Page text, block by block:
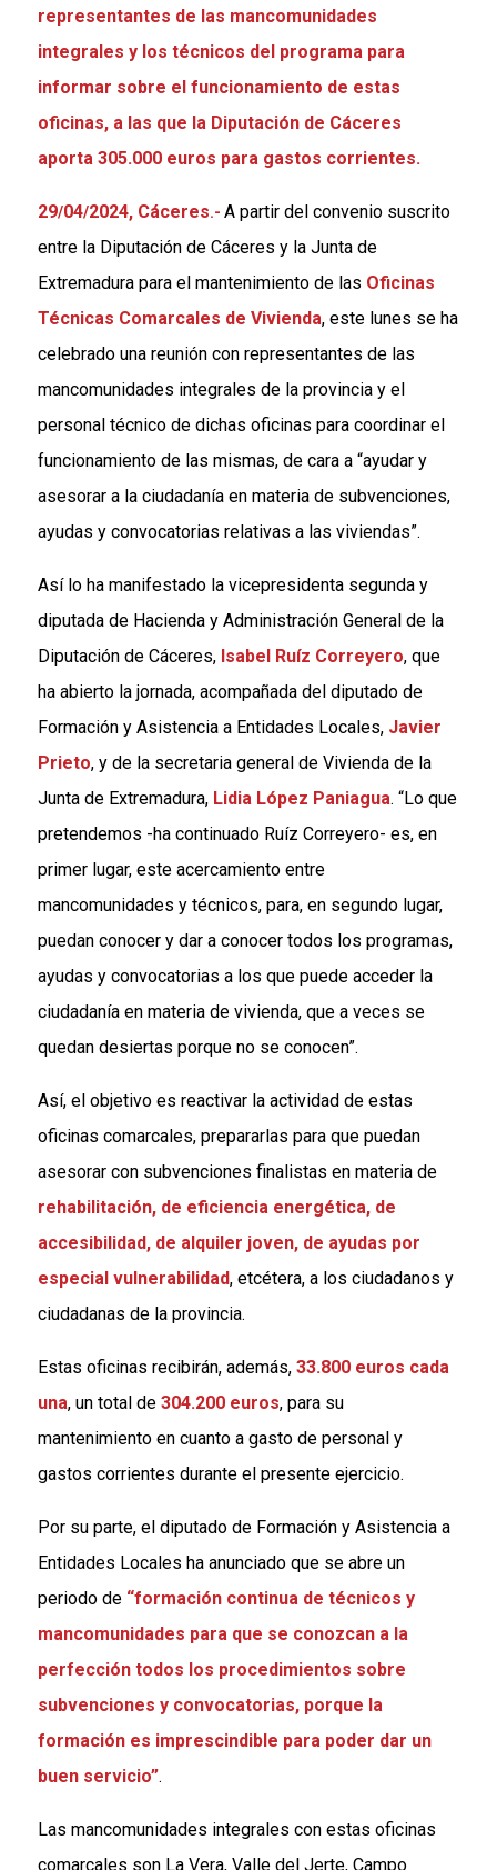
representantes de las mancomunidades
integrales y los técnicos del programa para
informar sobre el funcionamiento de estas
oficinas, a las que la Diputación de Cáceres
aporta 305.000 euros para gastos corrientes.
29/04/2024, Cáceres.- A partir del convenio suscrito
entre la Diputación de Cáceres y la Junta de
Extremadura para el mantenimiento de las Oficinas
Técnicas Comarcales de Vivienda, este lunes se ha
celebrado una reunión con representantes de las
mancomunidades integrales de la provincia y el
personal técnico de dichas oficinas para coordinar el
funcionamiento de las mismas, de cara a “ayudar y
asesorar a la ciudadanía en materia de subvenciones,
ayudas y convocatorias relativas a las viviendas”.
Así lo ha manifestado la vicepresidenta segunda y
diputada de Hacienda y Administración General de la
Diputación de Cáceres, Isabel Ruíz Correyero, que
ha abierto la jornada, acompañada del diputado de
Formación y Asistencia a Entidades Locales, Javier
Prieto, y de la secretaria general de Vivienda de la
Junta de Extremadura, Lidia López Paniagua. “Lo que
pretendemos -ha continuado Ruíz Correyero- es, en
primer lugar, este acercamiento entre
mancomunidades y técnicos, para, en segundo lugar,
puedan conocer y dar a conocer todos los programas,
ayudas y convocatorias a los que puede acceder la
ciudadanía en materia de vivienda, que a veces se
quedan desiertas porque no se conocen”.
Así, el objetivo es reactivar la actividad de estas
oficinas comarcales, prepararlas para que puedan
asesorar con subvenciones finalistas en materia de
rehabilitación, de eficiencia energética, de
accesibilidad, de alquiler joven, de ayudas por
especial vulnerabilidad, etcétera, a los ciudadanos y
ciudadanas de la provincia.
Estas oficinas recibirán, además,33.800 euros cada
una, un total de 304.200 euros, para su
mantenimiento en cuanto a gasto de personal y
gastos corrientes durante el presente ejercicio.
Por su parte, el diputado de Formación y Asistencia a
Entidades Locales ha anunciado que se abre un
periodo de “formación continua de técnicos y
mancomunidades para que se conozcan a la
perfección todos los procedimientos sobre
subvenciones y convocatorias, porque la
formación es imprescindible para poder dar un
buen servicio”.
Las mancomunidades integrales con estas oficinas
comarcales son La Vera, Valle del Jerte, Campo